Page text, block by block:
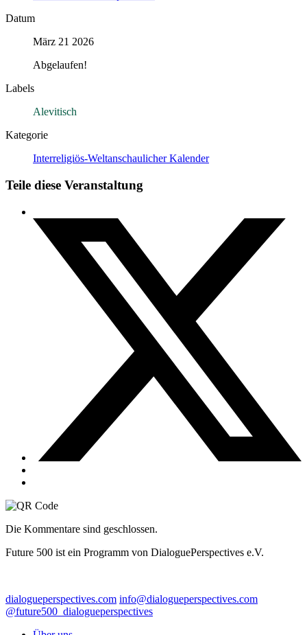
Datum
März 21 2026
Abgelaufen!
Labels
Alevitisch
Kategorie
Interreligiös-Weltanschaulicher Kalender
Teile diese Veranstaltung
Die Kommentare sind geschlossen.
Future 500 ist ein Programm von DialoguePerspectives e.V.
dialogueperspectives.com info@dialogueperspectives.com
@future500_dialogueperspectives